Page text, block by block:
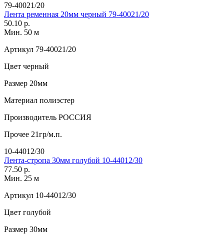
79-40021/20
Лента ременная 20мм черный 79-40021/20
50.10 р.
Мин. 50 м
Артикул 79-40021/20
Цвет черный
Размер 20мм
Материал полиэстер
Производитель РОССИЯ
Прочее 21гр/м.п.
10-44012/30
Лента-стропа 30мм голубой 10-44012/30
77.50 р.
Мин. 25 м
Артикул 10-44012/30
Цвет голубой
Размер 30мм